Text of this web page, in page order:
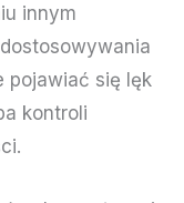
innym
pojawiać się lęk
kontroli